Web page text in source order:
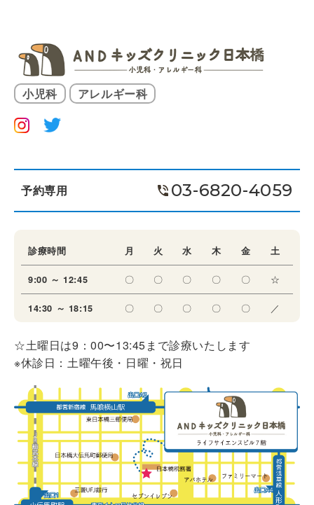
小児科 アレルギー科
予約専用 03-6820-4059
診療時間 月 火 水 木 金 土
9:00 ～ 12:45 〇 〇 〇 〇 〇 ☆
14:30 ～ 18:15 〇 〇 〇 〇 〇 ／
☆土曜日は9：00〜13:45まで診療いたします
※休診日：土曜午後・日曜・祝日